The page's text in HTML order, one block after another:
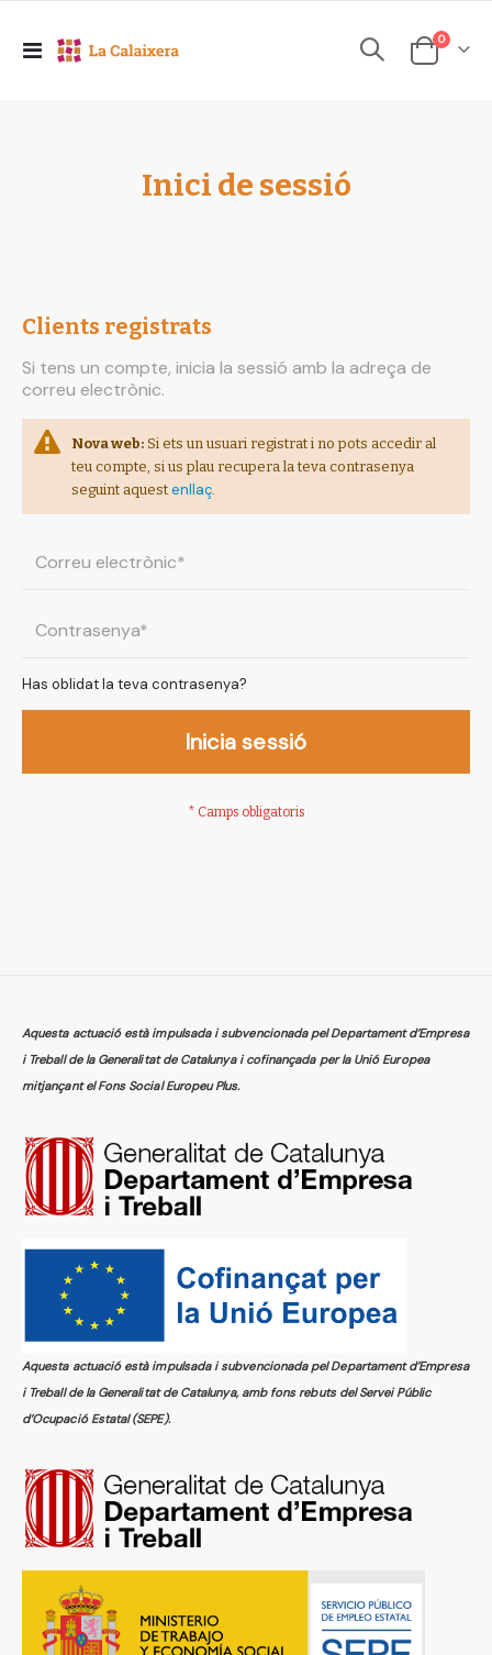
Toggle
Cesta
0elements
Inici de sessió
Clients registrats
Si tens un compte, inicia la sessió amb la adreça de
correu electrònic.
Nova web: Si ets un usuari registrat i no pots accedir al
teu compte, si us plau recupera la teva contrasenya
seguint aquest enllaç.
Has oblidat la teva contrasenya?
Inicia sessió
Aquesta actuació està impulsada i subvencionada pel Departament d’Empresa
i Treball de la Generalitat de Catalunya i cofinançada per la Unió Europea
mitjançant el Fons Social Europeu Plus.
Aquesta actuació està impulsada i subvencionada pel Departament d’Empresa
i Treball de la Generalitat de Catalunya, amb fons rebuts del Servei Públic
d’Ocupació Estatal (SEPE).